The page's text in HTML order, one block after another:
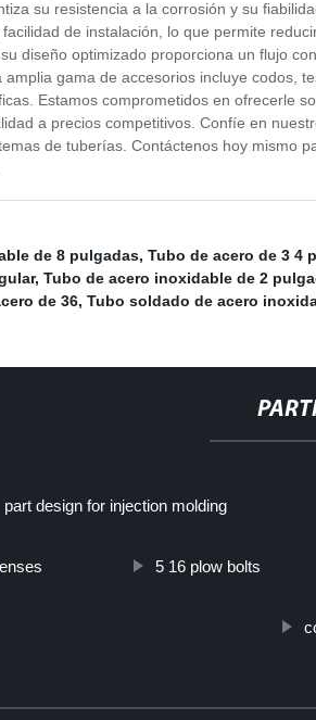
su resistencia a la corrosión y su
de instalación, lo que permite
diseño optimizado proporciona un flujo
gama de accesorios incluye codos,
Estamos comprometidos en ofrecerle
a precios competitivos. Confíe en
de tuberías. Contáctenos hoy mismo
de 8 pulgadas, Tubo de acero de 3 4
, Tubo de acero inoxidable de 2
de 36, Tubo soldado de acero
part design for injection molding
5 16 plow bolts